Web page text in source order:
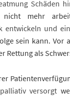
Schäden
mehr
entwickeln und
sein kann. Vor
Rettung als
versorgt